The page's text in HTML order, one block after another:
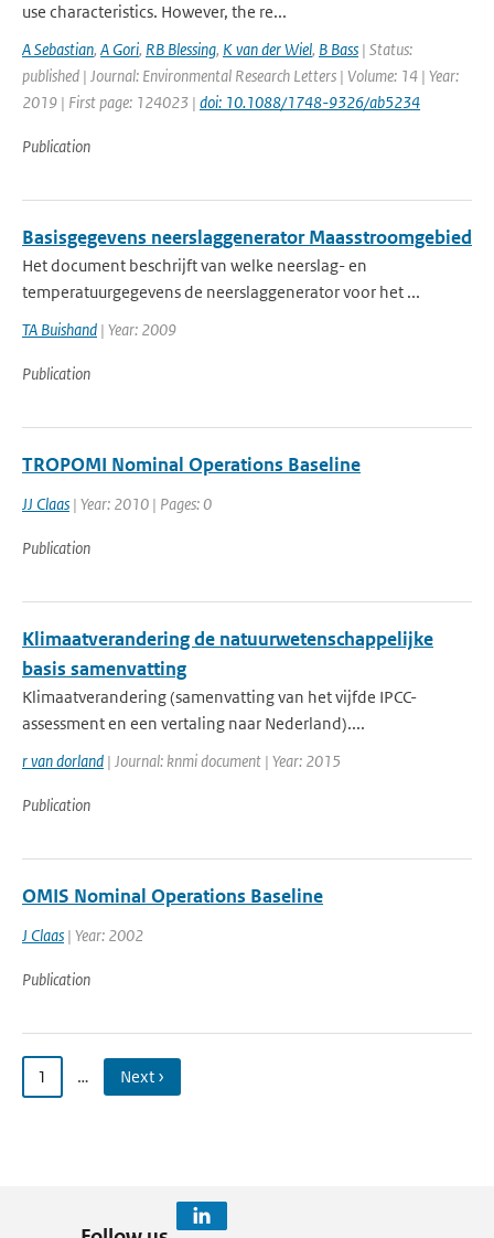
use characteristics. However, the re...
A Sebastian, A Gori, RB Blessing, K van der Wiel, B Bass | Status:
published | Journal: Environmental Research Letters | Volume: 14 | Year:
2019 | First page: 124023 | doi: 10.1088/1748-9326/ab5234
Publication
Basisgegevens neerslaggenerator Maasstroomgebied
Het document beschrijft van welke neerslag- en
temperatuurgegevens de neerslaggenerator voor het ...
TA Buishand | Year: 2009
Publication
TROPOMI Nominal Operations Baseline
JJ Claas | Year: 2010 | Pages: 0
Publication
Klimaatverandering de natuurwetenschappelijke
basis samenvatting
Klimaatverandering (samenvatting van het vijfde IPCC-
assessment en een vertaling naar Nederland)....
r van dorland | Journal: knmi document | Year: 2015
Publication
OMIS Nominal Operations Baseline
J Claas | Year: 2002
Publication
1 … Next ›